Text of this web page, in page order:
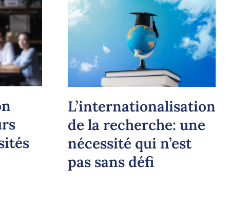
L’internationalisation
de la recherche: une
nécessité qui n’est
pas sans défi